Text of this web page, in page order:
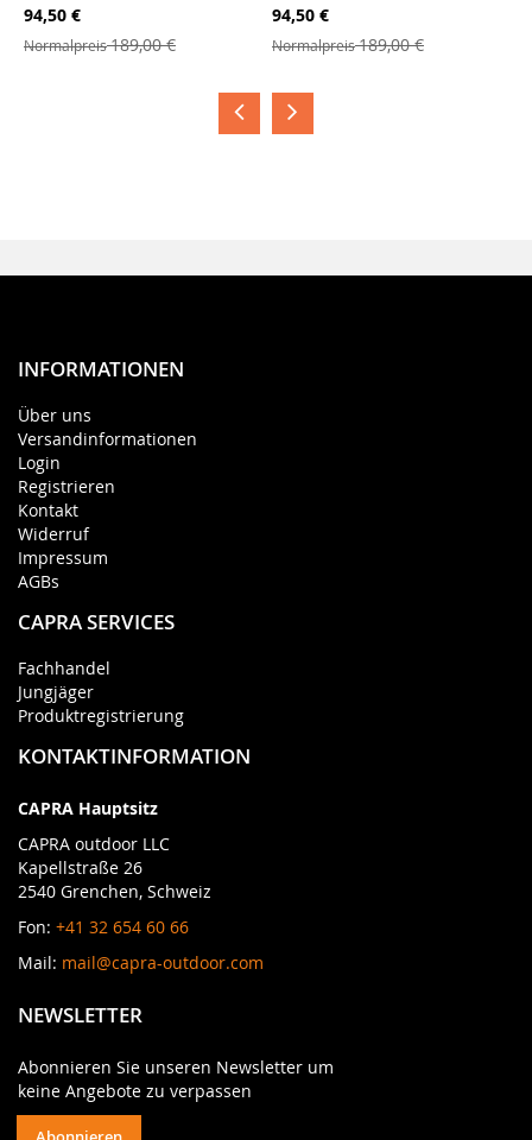
Sonderangebot
94,50 €
Normalpreis189,00 €
Sonderangebot
94,50 €
Normalpreis189,00 €
INFORMATIONEN
Über uns
Versandinformationen
Login
Registrieren
Kontakt
Widerruf
Impressum
AGBs
CAPRA SERVICES
Fachhandel
Jungjäger
Produktregistrierung
KONTAKTINFORMATION
CAPRA Hauptsitz
CAPRA outdoor LLC
Kapellstraße 26
2540 Grenchen, Schweiz
Fon: +41 32 654 60 66
Mail: mail@capra-outdoor.com
NEWSLETTER
Abonnieren Sie unseren Newsletter um
keine Angebote zu verpassen